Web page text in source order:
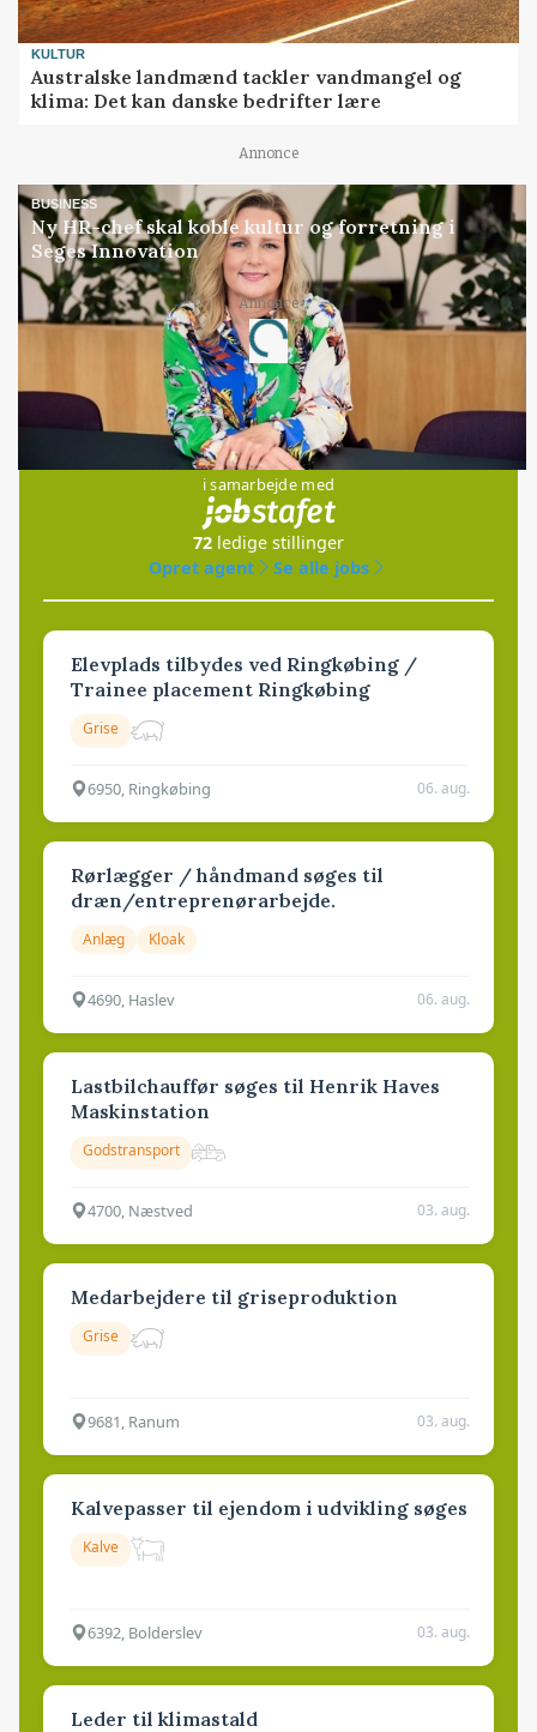
KULTUR
Australske landmænd tackler vandmangel og
klima: Det kan danske bedrifter lære
Annonce
BUSINESS
Ny HR-chef skal koble kultur og forretning i
Seges Innovation
Annonce
Loading...
Jobs
i samarbejde med
72 ledige stillinger
Opret agent
Se alle jobs
Elevplads tilbydes ved Ringkøbing /
Trainee placement Ringkøbing
Grise
6950, Ringkøbing 06. aug.
Rørlægger / håndmand søges til
dræn/entreprenørarbejde.
Anlæg Kloak
4690, Haslev 06. aug.
Lastbilchauffør søges til Henrik Haves
Maskinstation
Godstransport
4700, Næstved 03. aug.
Medarbejdere til griseproduktion
Grise
9681, Ranum 03. aug.
Kalvepasser til ejendom i udvikling søges
Kalve
6392, Bolderslev 03. aug.
Leder til klimastald